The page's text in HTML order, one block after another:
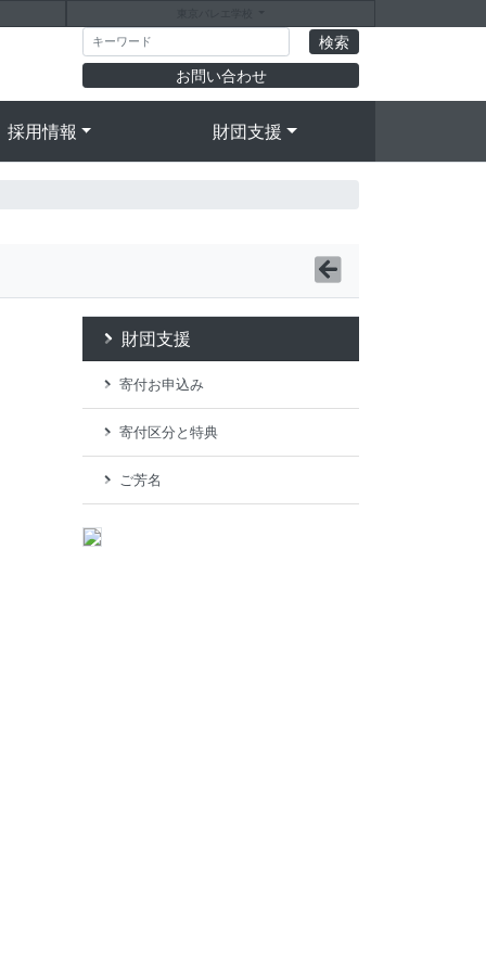
お問い合わせ
採用情報 財団支援
財団支援
寄付お申込み
寄付区分と特典
ご芳名